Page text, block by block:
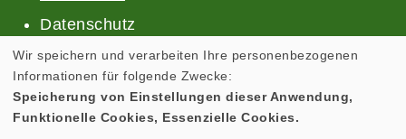
Datenschutz
Cookie Einstellungen
Wir speichern und verarbeiten Ihre personenbezogenen
Informationen für folgende Zwecke:
Speicherung von Einstellungen dieser Anwendung,
Funktionelle Cookies, Essenzielle Cookies.